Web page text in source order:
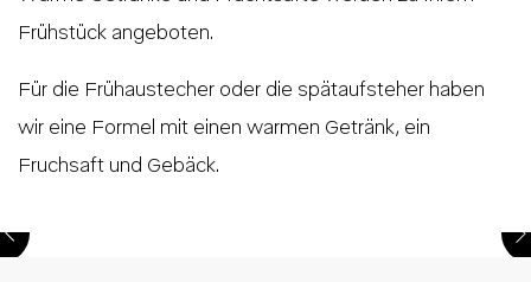
Frühstück angeboten.
Für die Frühaustecher oder die spätaufsteher haben
wir eine Formel mit einen warmen Getränk, ein
Fruchsaft und Gebäck.